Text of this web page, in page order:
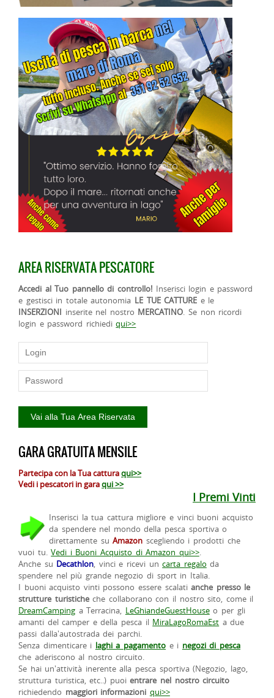
AREA RISERVATA PESCATORE
Accedi al Tuo pannello di controllo! Inserisci login e password
e gestisci in totale autonomia LE TUE CATTURE e le
INSERZIONI inserite nel nostro MERCATINO. Se non ricordi
login e password richiediqui>>
GARA GRATUITA MENSILE
Partecipa con la Tua catturaqui>>
Vedi i pescatori in garaqui >>
I Premi Vinti
Inserisci la tua cattura migliore e vinci buoni acquisto
da spendere nel mondo della pesca sportiva o
direttamente suAmazon scegliendo i prodotti che
vuoi tu.Vedi i Buoni Acquisto di Amazon qui>>.
Anche su Decathlon, vinci e ricevi uncarta regalo da
spendere nel più grande negozio di sport in Italia.
I buoni acquisto vinti possono essere scalatianche presso le
strutture turisticheche collaborano con il nostro sito, come il
DreamCamping a Terracina, LeGhiandeGuestHouseo per gli
amanti del camper e della pesca il MiraLagoRomaEst a due
passi dalla'autostrada dei parchi.
Senza dimenticare i laghi a pagamento e i negozi di pesca
che aderiscono al nostro circuito.
Se hai un'attività inerente alla pesca sportiva (Negozio, lago,
struttura turistica, etc..) puoientrare nel nostro circuito
richiedendo maggiori informazioni qui>>